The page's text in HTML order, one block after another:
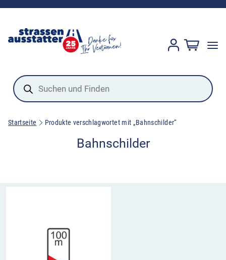
Products
search
Startseite Produkte verschlagwortet mit „Bahnschilder“
Bahnschilder